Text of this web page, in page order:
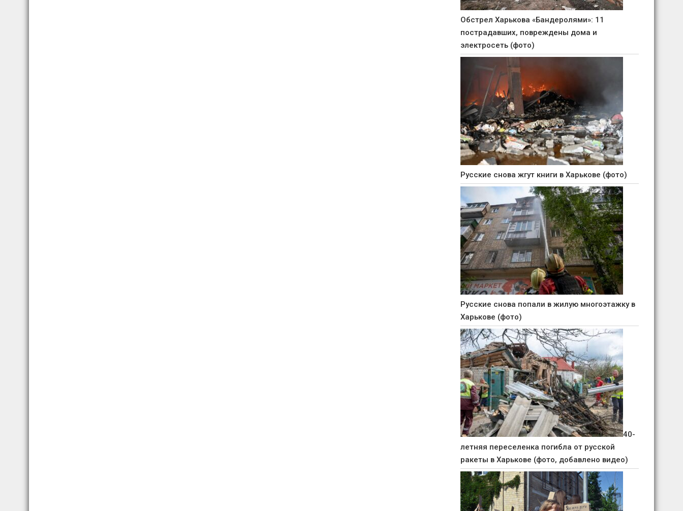
Обстрел Харькова «Бандеролями»: 11
пострадавших, повреждены дома и
электросеть (фото)
Русские снова жгут книги в Харькове (фото)
Русские снова попали в жилую многоэтажку в
Харькове (фото)
40-
летняя переселенка погибла от русской
ракеты в Харькове (фото, добавлено видео)